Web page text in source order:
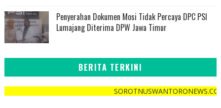
Penyerahan Dokumen Mosi Tidak Percaya DPC PSI
Lumajang Diterima DPW Jawa Timur
BERITA TERKINI
SOROTNUSWANTORONEWS.COM